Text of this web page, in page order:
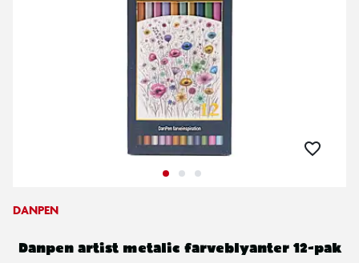
DANPEN
Danpen artist metalic farveblyanter 12-pak